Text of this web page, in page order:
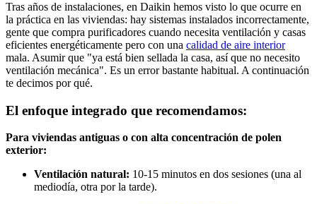
Tras años de instalaciones, en Daikin hemos visto lo que ocurre en
la práctica en las viviendas: hay sistemas instalados incorrectamente,
gente que compra purificadores cuando necesita ventilación y casas
eficientes energéticamente pero con una calidad de aire interior
mala. Asumir que "ya está bien sellada la casa, así que no necesito
ventilación mecánica". Es un error bastante habitual. A continuación
te decimos por qué.
El enfoque integrado que recomendamos:
Para viviendas antiguas o con alta concentración de polen
exterior:
Ventilación natural: 10-15 minutos en dos sesiones (una al
mediodía, otra por la tarde).